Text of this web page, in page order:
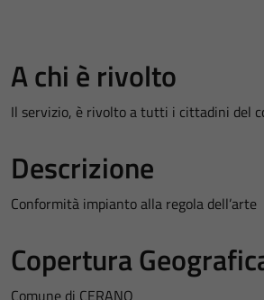
A chi è rivolto
Il servizio, è rivolto a tutti i cittadini del
Descrizione
Conformità impianto alla regola dell’arte
Copertura
Comune di CERANO